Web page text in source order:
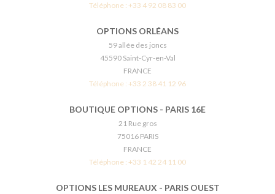
Téléphone : +33 4 92 08 83 00
OPTIONS ORLÉANS
59 allée des joncs
45590 Saint-Cyr-en-Val
FRANCE
Téléphone : +33 2 38 41 12 96
BOUTIQUE OPTIONS - PARIS 16E
21 Rue gros
75016 PARIS
FRANCE
Téléphone : +33 1 42 24 11 00
OPTIONS LES MUREAUX - PARIS OUEST